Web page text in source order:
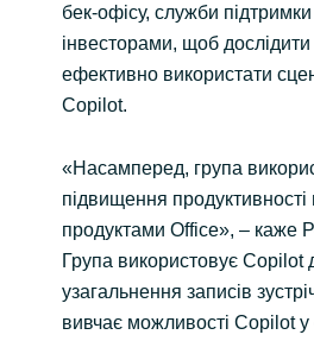
бек-офісу, служби підтримки
інвесторами, щоб
ефективно використати
Copilot.
«Насамперед, група
підвищення продуктивності
продуктами Office», – каже
Група використовує Copilot
узагальнення записів
вивчає можливості Copilot у